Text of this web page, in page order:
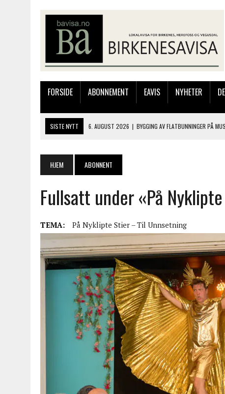
FORSIDE ABONNEMENT EAVIS NYHETER
SISTE NYTT 6. AUGUST 2026 | BYGGING AV FLATBUNNINGER PÅ
3. AUGUST 2026 | JAKOB FRIIS TRIO ÅPNET BIRKELIVE MED VARM
6. AUGUST 2026
SOMMERÅPENT MED NY FRISØRUTSTILLING
HJEM ABONNENT
Fullsatt under «På
TEMA: På Nyklipte Stier – Til Unnsetning